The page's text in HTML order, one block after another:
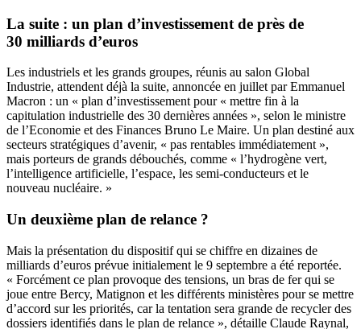
La suite : un plan d’investissement de près de
30 milliards d’euros
Les industriels et les grands groupes, réunis au salon Global
Industrie, attendent déjà la suite, annoncée en juillet par Emmanuel
Macron : un « plan d’investissement pour « mettre fin à la
capitulation industrielle des 30 dernières années », selon le ministre
de l’Economie et des Finances Bruno Le Maire. Un plan destiné aux
secteurs stratégiques d’avenir, « pas rentables immédiatement »,
mais porteurs de grands débouchés, comme « l’hydrogène vert,
l’intelligence artificielle, l’espace, les semi-conducteurs et le
nouveau nucléaire. »
Un deuxième plan de relance ?
Mais la présentation du dispositif qui se chiffre en dizaines de
milliards d’euros prévue initialement le 9 septembre a été reportée.
« Forcément ce plan provoque des tensions, un bras de fer qui se
joue entre Bercy, Matignon et les différents ministères pour se mettre
d’accord sur les priorités, car la tentation sera grande de recycler des
dossiers identifiés dans le plan de relance », détaille Claude Raynal,